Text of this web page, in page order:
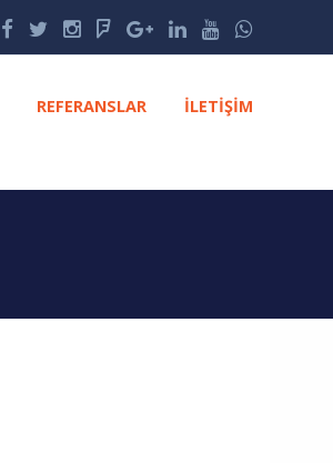
REFERANSLAR İLETIŞIM